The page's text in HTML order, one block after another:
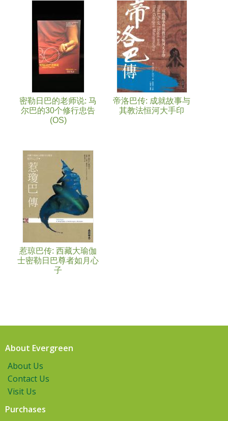
密勒日巴的老师说: 马
尔巴的30个修行忠告
(OS)
帝洛巴传: 成就故事与
其教法恒河大手印
惹琼巴传: 西藏大瑜伽
士密勒日巴尊者如月心
子
About Evergreen
About Us
Contact Us
Visit Us
Purchases